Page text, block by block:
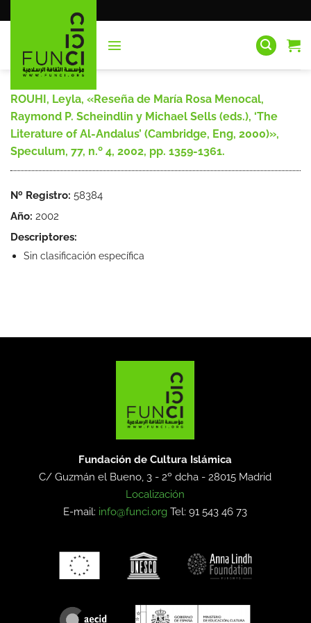
al
ROUHI, Leyla, «Reseña de María Rosa Menocal,
Raymond P. Scheindlin y Michael Sells (eds.), ‘The
Literature of Al-Andalus’ (Cambridge, Eng, 2000)»,
Speculum, 77, n.º 4, 2002, pp. 1359-1361.
Nº Registro: 58384
Año: 2002
Descriptores:
Sin clasificación específica
Fundación de Cultura Islámica
C/ Guzmán el Bueno, 3 - 2º dcha -28015 Madrid
Localización
E-mail: info@funci.org Tel: 91 543 46 73